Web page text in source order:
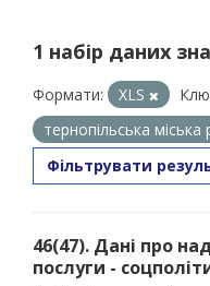
1 набір даних
Формати: XLS
тернопільська міська
Фільтрувати
46(47). Дані про
послуги -